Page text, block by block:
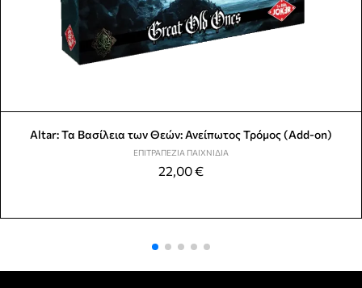
Altar: Τα Βασίλεια των Θεών: Ανείπωτος Τρόμος (Add-on)
ΕΠΙΤΡΑΠΈΖΙΑ ΠΑΙΧΝΊΔΙΑ
22,00€